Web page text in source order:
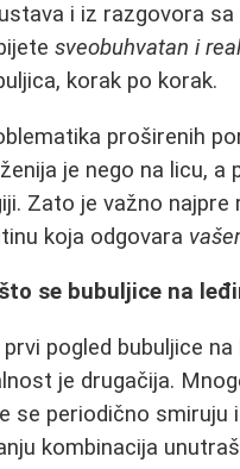
i iz razgovora
sveobuhvatan i
korak po korak.
proširenih
je nego na licu,
Zato je važno najpre
koja odgovara
se bubuljice na
prvi pogled bubuljice
je drugačija.
se periodično smiruju
kombinacija